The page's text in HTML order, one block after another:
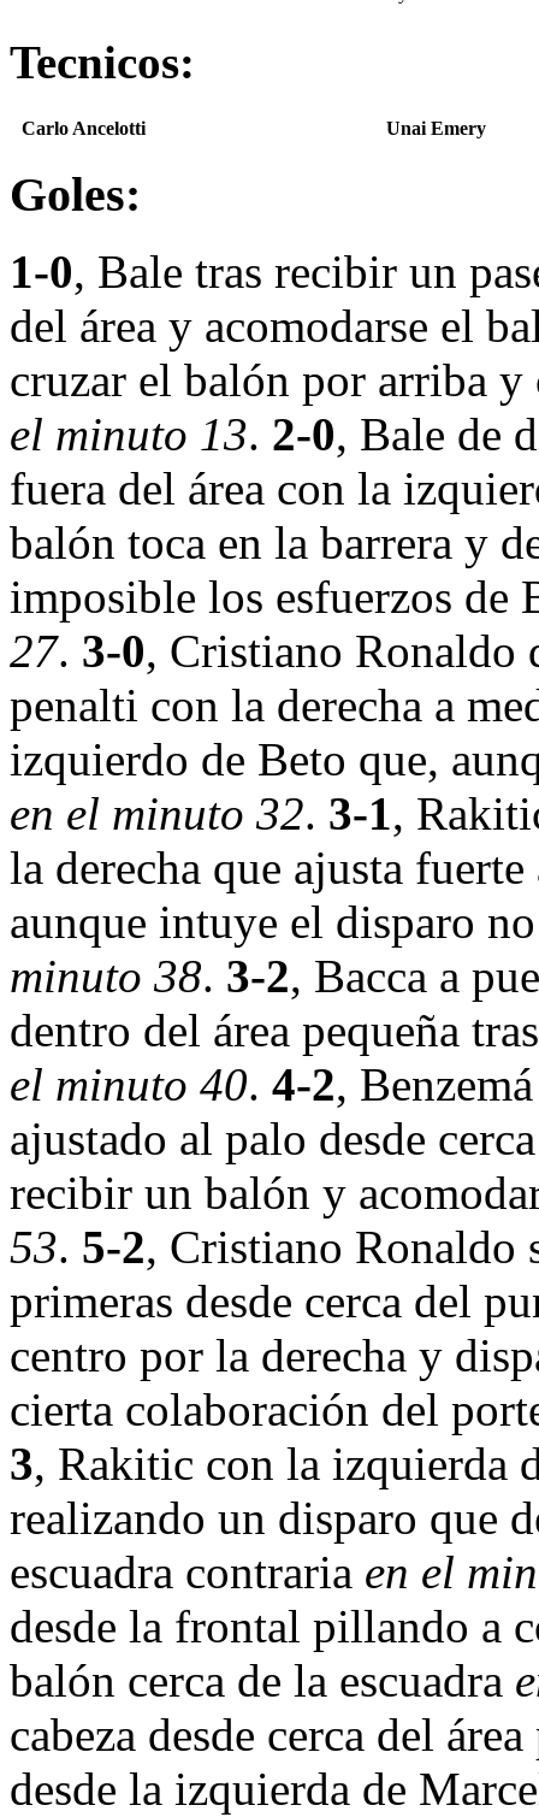
Tecnicos:
Carlo Ancelotti Unai Emery
Goles:
1-0, Bale tras recibir un
del área y acomodarse el
cruzar el balón por arriba y
el minuto 13. 2-0, Bale de
fuera del área con la
balón toca en la barrera y
imposible los esfuerzos
27. 3-0, Cristiano Ronaldo
penalti con la derecha a
izquierdo de Beto que,
en el minuto 32. 3-1,
la derecha que ajusta
aunque intuye el disparo
minuto 38. 3-2, Bacca a
dentro del área pequeña
el minuto 40. 4-2,
ajustado al palo desde
recibir un balón y
53. 5-2, Cristiano Ronaldo
primeras desde cerca del
centro por la derecha y
cierta colaboración del
3, Rakitic con la izquierda
realizando un disparo que
escuadra contraria en el
desde la frontal pillando a
balón cerca de la escuadra
cabeza desde cerca del
desde la izquierda de